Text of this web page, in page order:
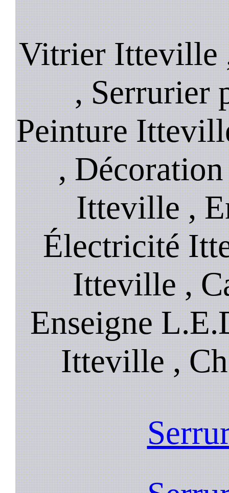
Vitrier Itteville
, Serrurier
Peinture
,
Itteville ,
Électricité
Itteville ,
Enseigne
Itteville ,